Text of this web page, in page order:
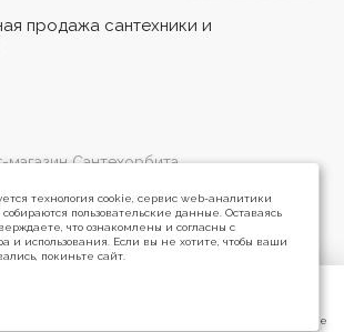
Сравнение
Сравнение
продажа сантехники и
Сантехорбита
технология cookie, сервис web-аналитики
пользовательские данные. Оставаясь
что ознакомлены и согласны с
и использования. Если вы не хотите, чтобы ваши
покиньте сайт.